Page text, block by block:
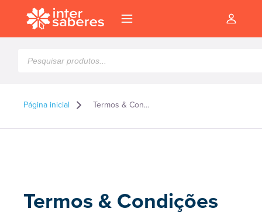
produtos
Página inicial Termos & Condições
Termos & Condições